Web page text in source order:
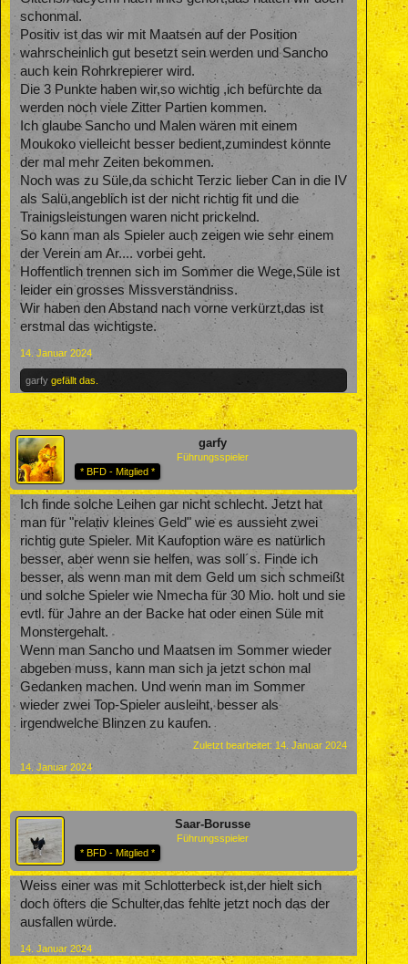
schonmal.
Positiv ist das wir mit Maatsen auf der Position
wahrscheinlich gut besetzt sein werden und Sancho
auch kein Rohrkrepierer wird.
Die 3 Punkte haben wir,so wichtig ,ich befürchte da
werden noch viele Zitter Partien kommen.
Ich glaube Sancho und Malen wären mit einem
Moukoko vielleicht besser bedient,zumindest könnte
der mal mehr Zeiten bekommen.
Noch was zu Süle,da schicht Terzic lieber Can in die IV
als Salü,angeblich ist der nicht richtig fit und die
Trainigsleistungen waren nicht prickelnd.
So kann man als Spieler auch zeigen wie sehr einem
der Verein am Ar.... vorbei geht.
Hoffentlich trennen sich im Sommer die Wege,Süle ist
leider ein grosses Missverständniss.
Wir haben den Abstand nach vorne verkürzt,das ist
erstmal das wichtigste.
14. Januar 2024
garfy gefällt das.
garfy
Führungsspieler
* BFD - Mitglied *
Ich finde solche Leihen gar nicht schlecht. Jetzt hat
man für "relativ kleines Geld" wie es aussieht zwei
richtig gute Spieler. Mit Kaufoption wäre es natürlich
besser, aber wenn sie helfen, was soll´s. Finde ich
besser, als wenn man mit dem Geld um sich schmeißt
und solche Spieler wie Nmecha für 30 Mio. holt und sie
evtl. für Jahre an der Backe hat oder einen Süle mit
Monstergehalt.
Wenn man Sancho und Maatsen im Sommer wieder
abgeben muss, kann man sich ja jetzt schon mal
Gedanken machen. Und wenn man im Sommer
wieder zwei Top-Spieler ausleiht, besser als
irgendwelche Blinzen zu kaufen.
Zuletzt bearbeitet: 14. Januar 2024
14. Januar 2024
Saar-Borusse
Führungsspieler
* BFD - Mitglied *
Weiss einer was mit Schlotterbeck ist,der hielt sich
doch öfters die Schulter,das fehlte jetzt noch das der
ausfallen würde.
14. Januar 2024